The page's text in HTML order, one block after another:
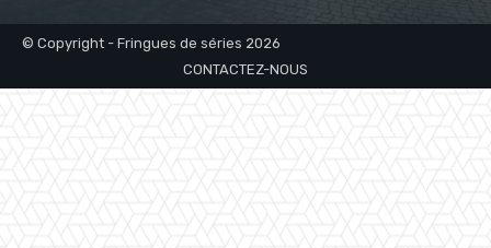
© Copyright - Fringues de séries 2026
CONTACTEZ-NOUS